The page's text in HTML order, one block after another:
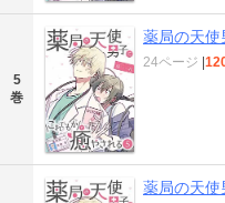
5
巻
薬局の天使
24ページ
薬局の天使